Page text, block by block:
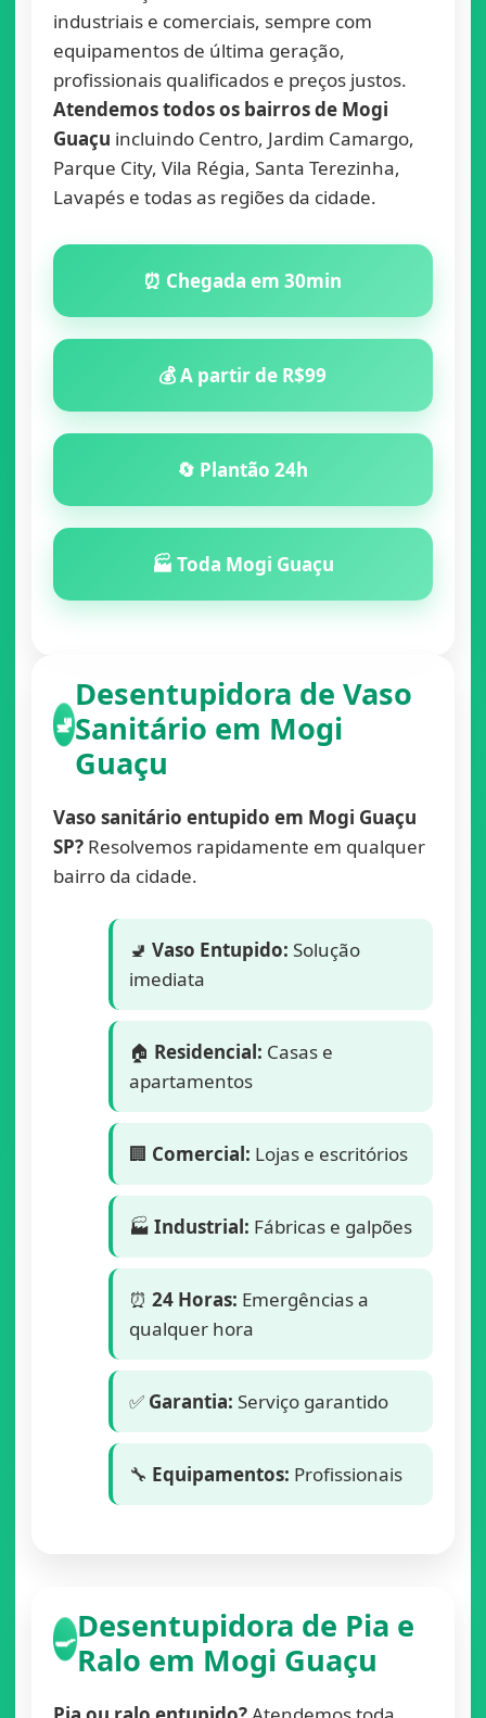
industriais e comerciais, sempre com
equipamentos de última geração,
profissionais qualificados e preços justos.
Atendemos todos os bairros de Mogi
Guaçu incluindo Centro, Jardim Camargo,
Parque City, Vila Régia, Santa Terezinha,
Lavapés e todas as regiões da cidade.
⏰ Chegada em 30min
💰 A partir de R$99
🔄 Plantão 24h
🏭 Toda Mogi Guaçu
🚽
Desentupidora de Vaso
Sanitário em Mogi
Guaçu
Vaso sanitário entupido em Mogi Guaçu
SP?Resolvemos rapidamente em qualquer
bairro da cidade.
🚽 Vaso Entupido: Solução
imediata
🏠 Residencial: Casas e
apartamentos
🏢 Comercial: Lojas e escritórios
🏭 Industrial: Fábricas e galpões
⏰ 24 Horas: Emergências a
qualquer hora
✅ Garantia: Serviço garantido
🔧 Equipamentos: Profissionais
🍳Desentupidora de Pia e
Ralo em Mogi Guaçu